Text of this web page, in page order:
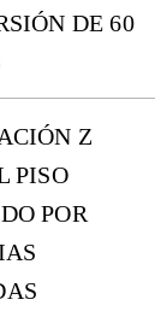
DE 60
Z
PISO
POR